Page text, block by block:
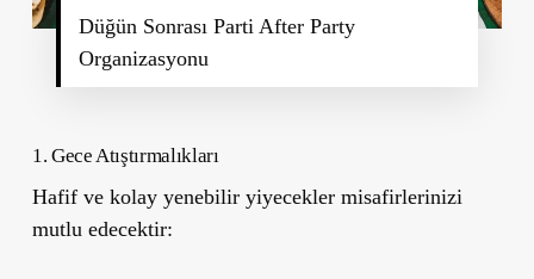
Düğün Sonrası Parti After Party
Organizasyonu
1. Gece Atıştırmalıkları
Hafif ve kolay yenebilir yiyecekler misafirlerinizi
mutlu edecektir: